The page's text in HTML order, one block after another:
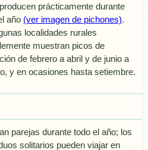
prácticamente durante
año (ver imagen de pichones).
localidades rurales
muestran picos de
de febrero a abril y de junio a
y en ocasiones hasta setiembre.
parejas durante todo el año; los
solitarios pueden viajar en